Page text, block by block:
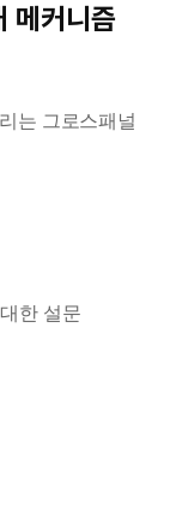
메커니즘
는 그로스패널
한 설문